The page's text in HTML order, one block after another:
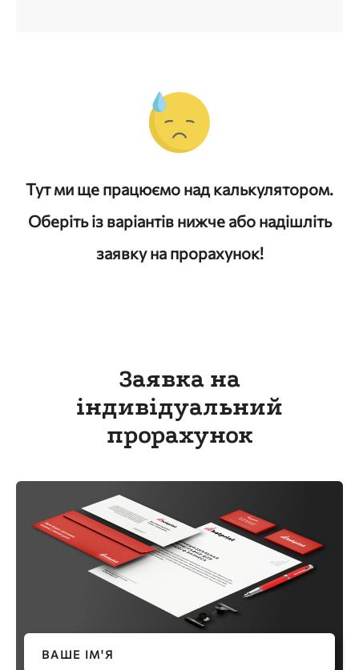
Тут ми ще працюємо над калькулятором.
Оберіть із варіантів нижче або надішліть
заявку на прорахунок!
Заявка на
індивідуальний
прорахунок